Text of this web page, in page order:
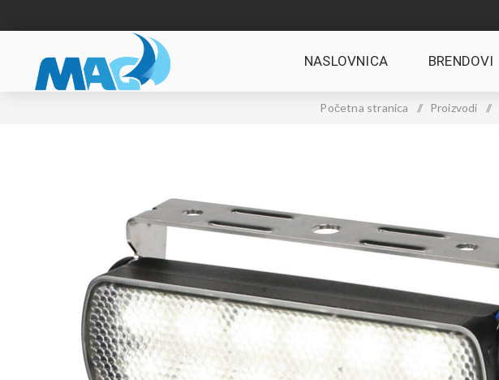
NASLOVNICA BRENDOVI
Početna stranica / Proizvodi /